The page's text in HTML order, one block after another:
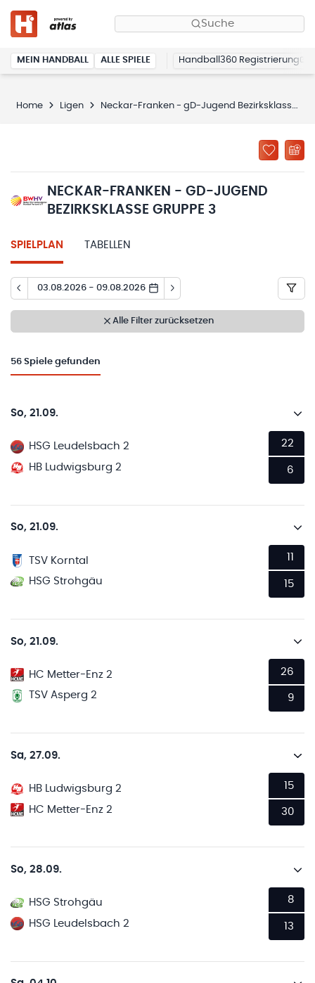
Suche
MEIN HANDBALL ALLE SPIELE Handball360 Registrierung
Home Ligen Neckar-Franken - gD-Jugend Bezirksklasse Gruppe 3
NECKAR-FRANKEN - GD-JUGEND
BEZIRKSKLASSE GRUPPE 3
SPIELPLAN TABELLEN
03.08.2026 - 09.08.2026
Alle Filter zurücksetzen
56 Spiele gefunden
So, 21.09.
HSG Leudelsbach 2
HB Ludwigsburg 2
22
6
So, 21.09.
TSV Korntal
HSG Strohgäu
15
So, 21.09.
HC Metter-Enz 2
TSV Asperg 2
26
9
Sa, 27.09.
HB Ludwigsburg 2
HC Metter-Enz 2
15
30
So, 28.09.
HSG Strohgäu
HSG Leudelsbach 2
8
13